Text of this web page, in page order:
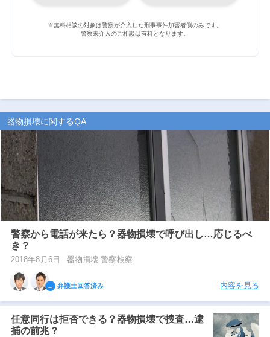
※無料相談の対象は警察が介入した刑事事件加害者側のみです。
警察未介入のご相談は有料となります。
器物損壊に関するQA
警察から電話が来たら？器物損壊で呼び出し…応じるべ
き？
2018年8月6日 器物損壊 警察検察
弁護士回答済み 内容を見る
任意同行は拒否できる？器物損壊で捜査…逮
捕の前兆？